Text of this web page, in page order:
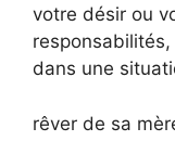
votre désir ou
dans une
rêver de sa